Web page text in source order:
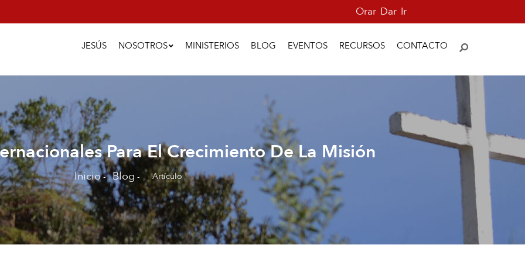
Orar Dar Ir
Navigation
JESÚS NOSOTROS MINISTERIOS BLOG EVENTOS RECURSOS CONTACTO
Para El Crecimiento De La Misión
Sobrescribir
enlaces
de
ayuda
Inicio - Blog - Artículo